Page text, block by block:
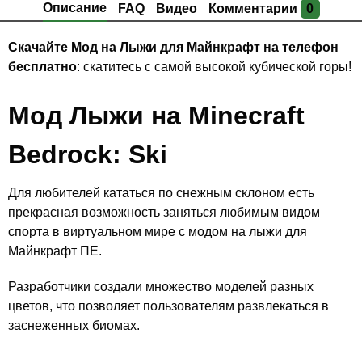
Описание FAQ Видео Комментарии 0
Скачайте Мод на Лыжи для Майнкрафт на телефон
бесплатно: скатитесь с самой высокой кубической горы!
Мод Лыжи на Minecraft
Bedrock: Ski
Для любителей кататься по снежным склоном есть
прекрасная возможность заняться любимым видом
спорта в виртуальном мире с модом на лыжи для
Майнкрафт ПЕ.
Разработчики создали множество моделей разных
цветов, что позволяет пользователям развлекаться в
заснеженных биомах.